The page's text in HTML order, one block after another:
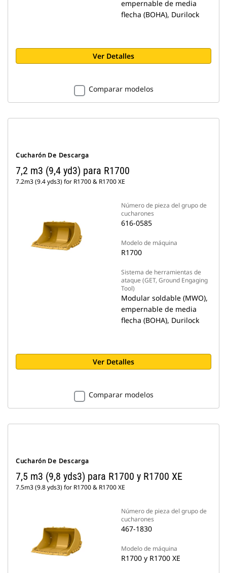
empernable de media
flecha (BOHA), Durilock
Ver Detalles
Comparar modelos
Cucharón De Descarga
7,2 m3 (9,4 yd3) para R1700
7.2m3 (9.4 yds3) for R1700 & R1700 XE
Número de pieza del grupo de
cucharones
616-0585
Modelo de máquina
R1700
Sistema de herramientas de
ataque (GET, Ground Engaging
Tool)
Modular soldable (MWO),
empernable de media
flecha (BOHA), Durilock
Ver Detalles
Comparar modelos
Cucharón De Descarga
7,5 m3 (9,8 yds3) para R1700 y R1700 XE
7.5m3 (9.8 yds3) for R1700 & R1700 XE
Número de pieza del grupo de
cucharones
467-1830
Modelo de máquina
R1700 y R1700 XE